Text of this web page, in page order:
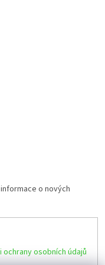
o nových
ochrany osobních údajů